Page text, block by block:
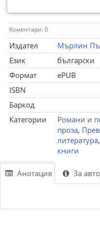
Коментари: 0
Издател
Мърлин
Език
български
Формат
ePUB
ISBN
Баркод
Категории
Романи и
проза,
литература,
книги
Анотация За